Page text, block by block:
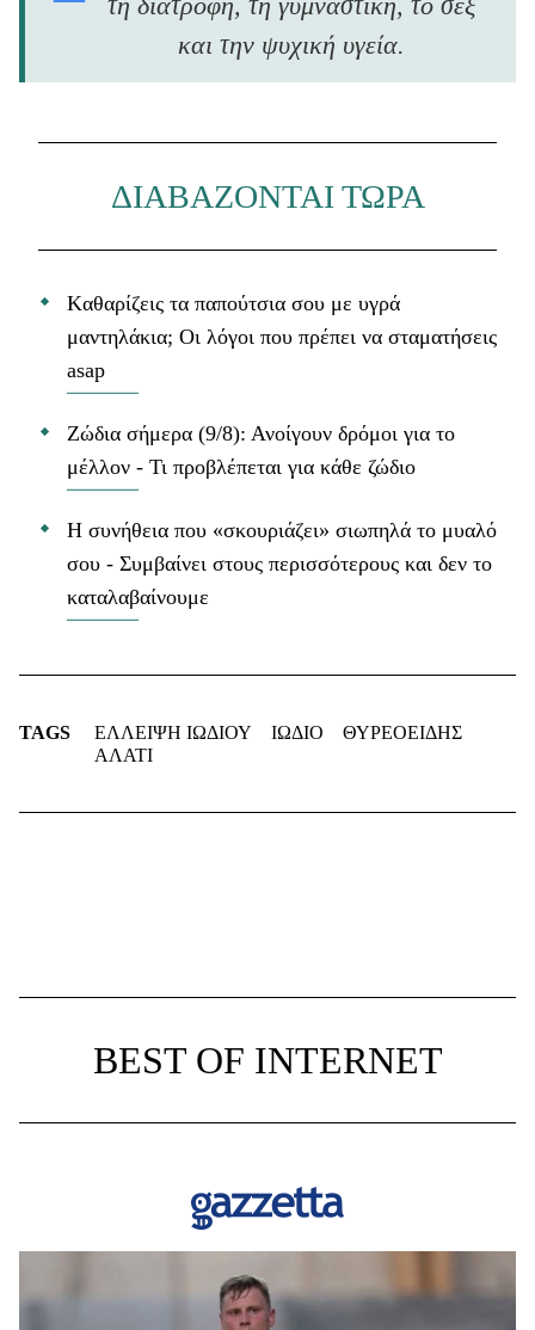
και την ψυχική υγεία.
ΔΙΑΒΑΖΟΝΤΑΙ ΤΩΡΑ
Kαθαρίζεις τα παπούτσια σου με υγρά
μαντηλάκια; Οι λόγοι που πρέπει να σταματήσεις
asap
Ζώδια σήμερα (9/8): Ανοίγουν δρόμοι για το
μέλλον - Τι προβλέπεται για κάθε ζώδιο
Η συνήθεια που «σκουριάζει» σιωπηλά το μυαλό
σου - Συμβαίνει στους περισσότερους και δεν το
καταλαβαίνουμε
TAGS ΕΛΛΕΙΨΗ ΙΩΔΙΟΥ ΙΩΔΙΟ
ΘΥΡΕΟΕΙΔΗΣ
ΑΛΑΤΙ
BEST OF INTERNET